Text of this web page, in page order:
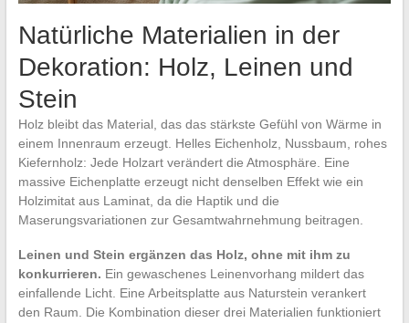
Natürliche Materialien in der
Dekoration: Holz, Leinen und
Stein
Holz bleibt das Material, das das stärkste Gefühl von Wärme in
einem Innenraum erzeugt. Helles Eichenholz, Nussbaum, rohes
Kiefernholz: Jede Holzart verändert die Atmosphäre. Eine
massive Eichenplatte erzeugt nicht denselben Effekt wie ein
Holzimitat aus Laminat, da die Haptik und die
Maserungsvariationen zur Gesamtwahrnehmung beitragen.
Leinen und Stein ergänzen das Holz, ohne mit ihm zu
konkurrieren. Ein gewaschenes Leinenvorhang mildert das
einfallende Licht. Eine Arbeitsplatte aus Naturstein verankert
den Raum. Die Kombination dieser drei Materialien funktioniert